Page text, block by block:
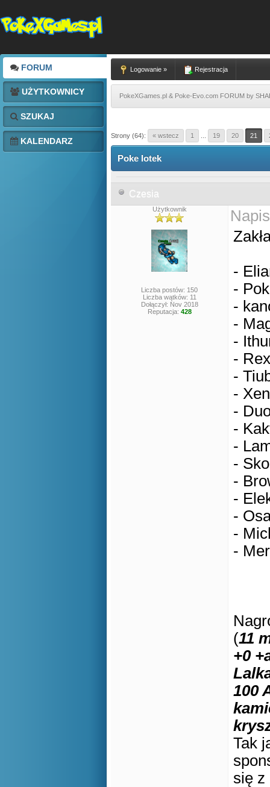
FORUM
UŻYTKOWNICY
SZUKAJ
KALENDARZ
Logowanie » Rejestracja
PokeXGames.pl & Poke-Evo.com FORUM by
Strony (64): « wstecz 1 19 20 21
Poke lotek
Czesia
Użytkownik
Liczba postów: 150
Liczba wątków: 11
Dołączył: Nov 2018
Reputacja: 428
-
-
-
-
-
-
-
-
-
-
-
-
-
-
-
-
-
(11
+0
100
Tak
się z